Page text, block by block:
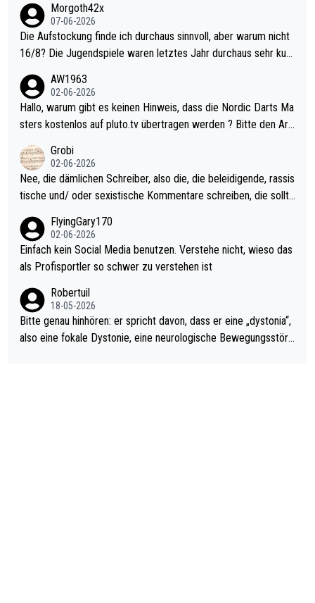
Morgoth42x
07-06-2026
Die Aufstockung finde ich durchaus sinnvoll, aber warum nicht
16/8? Die Jugendspiele waren letztes Jahr durchaus sehr kurz
Allerdings ist Mitchell Lawrie als Nummer 1 der Welt eh qualifi
ziert. Somit ändert die automatische Qualifikation des Weltmei
sters erstmal nichts. Ich denke sie wollen damit für nächstes J
ohl wenig WDF Turniere spielen. Dies war bei Archie Self letzt
es Jahr der Fall. Er musste als amtierender Weltmeister durch
den Qualifier und ich glaube kaum, dass Mitchel sich das (in Ve
gas) antun würde, wenn er doch eigentlich die PDC-WM als Zi
el hat.
AW1963
02-06-2026
Hallo, warum gibt es keinen Hinweis, dass die Nordic Darts Ma
sters kostenlos auf pluto.tv übertragen werden ? Bitte den Arti
Grobi
02-06-2026
Nee, die dämlichen Schreiber, also die, die beleidigende, rassis
tische und/ oder sexistische Kommentare schreiben, die sollte
s Leben in den Griff kriegen. Nur eins wundert mich: Luke Little
r war doch neulich erst derjenige, der über Social Media GvV p
rovoziert hat. Und Littlers Mutter schießt öfters mal gegen Ric
FlyingGary170
02-06-2026
Einfach kein Social Media benutzen. Verstehe nicht, wieso das
als Profisportler so schwer zu verstehen ist
Robertuil
18-05-2026
Bitte genau hinhören: er spricht davon, dass er eine „dystonia“,
also eine fokale Dystonie, eine neurologische Bewegungsstöru